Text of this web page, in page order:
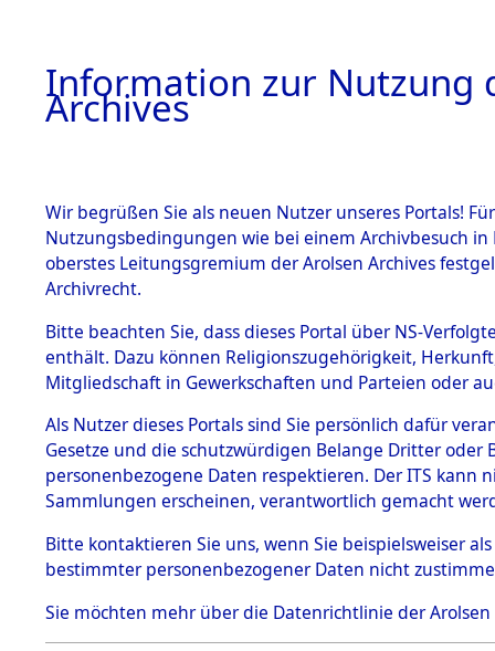
BESTÄNDE
1.
mente
5. Verschiedenes
5.3
Todesmärsche
5.3.1 Alliierte
Erhebungen
zu
Todesmärsch
en
5.3.2
Fronberg.
0071
Information zur Nutzung
Archives
Wir begrüßen Sie als neuen Nutzer unseres Portals!
Nutzungsbedingungen wie bei einem Archivbesuch
oberstes Leitungsgremium der Arolsen Archives
Archivrecht.
Bitte beachten Sie, dass dieses Portal über NS-
enthält. Dazu können Religionszugehörigkeit,
Mitgliedschaft in Gewerkschaften und Parteien oder
Als Nutzer dieses Portals sind Sie persönlich dafür
Gesetze und die schutzwürdigen Belange Dritter
personenbezogene Daten respektieren. Der ITS
Sammlungen erscheinen, verantwortlich gemacht
Bitte kontaktieren Sie uns, wenn Sie beispielsweiser
bestimmter personenbezogener Daten nicht
Sie möchten mehr über die Datenrichtlinie der Arolsen